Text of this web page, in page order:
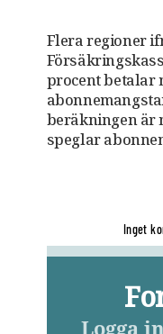
Flera regioner
procent betalar
beräkningen är
speglar
Inget
Logga